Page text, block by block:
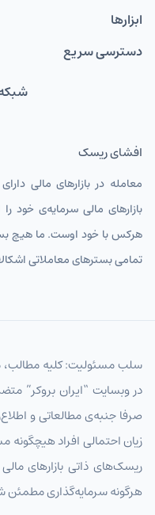
ابزارها
دسترسی سریع
افشای ریسک
معامله در بازارهای مالی
بازارهای مالی سرمایه‌ی
هرکس با خود اوست. ما هیچ
تمامی بسترهای معاملاتی
سلب مسئولیت: کلیه مطالب،
در وبسایت “ایران بروکر”
صرفا جنبه‌ی مطالعاتی و
زیان احتمالی افراد هیچگونه
ریسک‌های ذاتی بازارهای
هرگونه سرمایه‌گذاری مطمئن